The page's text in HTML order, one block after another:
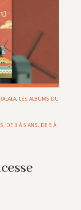
, LES ALBUMS DU
, DE 3 À 5 ANS, DE 5 À